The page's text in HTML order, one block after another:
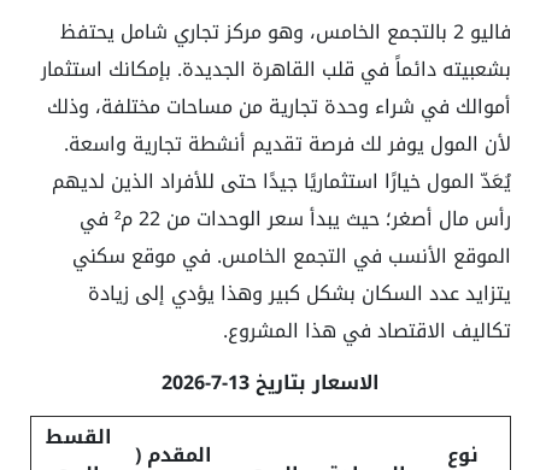
فاليو 2 بالتجمع الخامس، وهو مركز تجاري شامل يحتفظ
بشعبيته دائماً في قلب القاهرة الجديدة. بإمكانك استثمار
أموالك في شراء وحدة تجارية من مساحات مختلفة، وذلك
لأن المول يوفر لك فرصة تقديم أنشطة تجارية واسعة.
يُعَدّ المول خيارًا استثماريًا جيدًا حتى للأفراد الذين لديهم
رأس مال أصغر؛ حيث يبدأ سعر الوحدات من 22 م² في
الموقع الأنسب في التجمع الخامس. في موقع سكني
يتزايد عدد السكان بشكل كبير وهذا يؤدي إلى زيادة
تكاليف الاقتصاد في هذا المشروع.
الاسعار بتاريخ 13-7-2026
نوع
المقدم (
القسط